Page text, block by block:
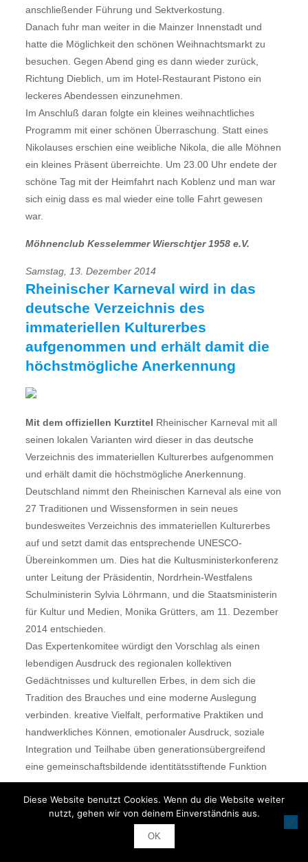
anschließender Führung und Sektverkostung.
Danach fuhr man weiter in die Mainzer Innenstadt und
hatte die Möglichkeit den schönen Weihnachtsmarkt zu
besuchen. Gegen Abend ging es dann wieder zurück,
Richtung Dieblich, um im Hotel-Restaurant Pistono ein
leckeres Abendessen einzunehmen.
Im Anschluß daran folgte ein kleines weihnachtliches
Programm mit einer schönen Überraschung. Statt eines
Nikolauses erschien eine weibliche Nikola, die alle Möhnen
ein kleines Präsent überreichte. Um 23.00 Uhr endete der
schöne Tag mit der Heimfahrt nach Koblenz und man war
sich einig dass es mal wieder eine tolle Fahrt gewesen
war.
Möhnenclub Kesselemmer Wierschtjer 1958 e.V.
Samstag, 13. Dezember 2014
Rheinischer Karneval wird in das
deutsche Verzeichnis des
immateriellen Kulturerbes
aufgenommen und erhält damit die
höchstmögliche Anerkennung
Mit dem offiziellen Kurztitel Rheinischer Karneval mit all
seinen lokalen Varianten wird dieser in das deutsche
Verzeichnis des immateriellen Kulturerbes aufgenommen
und erhält damit die höchstmögliche Anerkennung.
Deutschland nimmt den Rheinischen Karneval als eine von
27 Traditionen und Wissensformen in sein neues
bundesweites Verzeichnis des immateriellen Kulturerbes
auf und setzt damit das entsprechende UNESCO-
Übereinkommen um. Dies hat die Kultusministerkonferenz
unter Leitung der Präsidentin, Nordrhein-Westfalens
Schulministerin Sylvia Löhrmann, und die Staatsministerin
für Kultur und Medien, Monika Grütters, am 11. Dezember
2014 entschieden.
Das Expertenkomitee würdigt den Vorschlag als einen
lebendigen Ausdruck des regionalen kollektiven
Gedächtnisses und kulturellen Erbes, in dem sich die
Tradition des Brauches und eine moderne Auslegung
verbinden. kreative Vielfalt, performative Praktiken und
handwerkliches Können, emotionaler Ausdruck, soziale
Integration und Teilhabe üben generationsübergreifend
eine gemeinschaftsbildende identitätsstiftende Funktion
aus.
Mit dem erfolgten Eintrag in das bundesweite Verzeichnis
des immateriellen Kulturerbes erfährt der Rheinische
Karneval die höchstmögliche Anerkennung in Deutschland.
Diese Website benutzt Cookies. Wenn du die Website weiter
nutzt, gehen wir von deinem Einverständnis aus.
OK